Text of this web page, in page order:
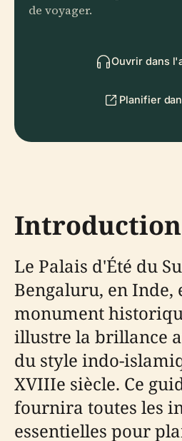
de voyager.
Ouvrir dans
Planifier
Introduction
Le Palais d'Été du
Bengaluru, en Inde,
monument
illustre la brillance
du style indo-
XVIIIe siècle. Ce
fournira toutes les
essentielles pour